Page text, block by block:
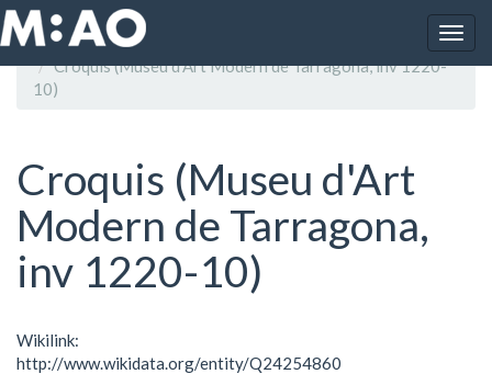
Vés al contingut
Inici
Croquis (Museu d'Art Modern de Tarragona, inv 1220-
10)
Croquis (Museu d'Art
Modern de Tarragona,
inv 1220-10)
Wikilink:
http://www.wikidata.org/entity/Q24254860